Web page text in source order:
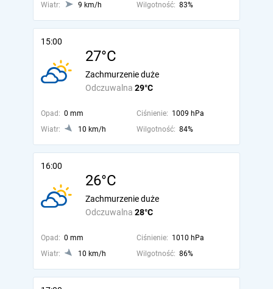
Wiatr:
9 km/h Wilgotność: 83%
15:00
27°C
Odczuwalna 29°C
Zachmurzenie duże
Opad: 0 mm Ciśnienie: 1009 hPa
Wiatr:
10 km/h Wilgotność: 84%
16:00
26°C
Odczuwalna 28°C
Zachmurzenie duże
Opad: 0 mm Ciśnienie: 1010 hPa
Wiatr:
10 km/h Wilgotność: 86%